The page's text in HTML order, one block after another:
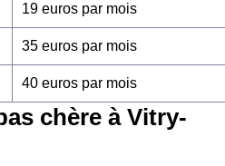
19 euros par mois
35 euros par mois
40 euros par mois
chère à Vitry-